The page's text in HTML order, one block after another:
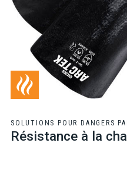
SOLUTIONS POUR DANGERS
Résistance à la